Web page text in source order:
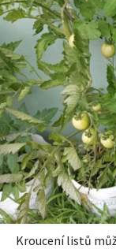
Kroucení listů